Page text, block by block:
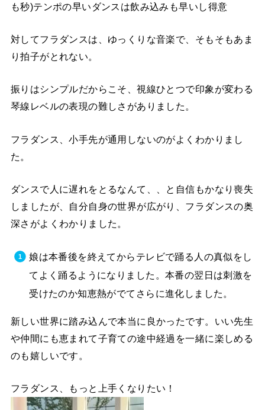
も秒)テンポの早いダンスは飲み込みも早いし得意
対してフラダンスは、ゆっくりな音楽で、そもそもあま
り拍子がとれない。
振りはシンプルだからこそ、視線ひとつで印象が変わる
琴線レベルの表現の難しさがありました。
フラダンス、小手先が通用しないのがよくわかりまし
た。
ダンスで人に遅れをとるなんて、、と自信もかなり喪失
しましたが、自分自身の世界が広がり、フラダンスの奥
深さがよくわかりました。
娘は本番後を終えてからテレビで踊る人の真似をし
てよく踊るようになりました。本番の翌日は刺激を
受けたのか知恵熱がでてさらに進化しました。
新しい世界に踏み込んで本当に良かったです。いい先生
や仲間にも恵まれて子育ての途中経過を一緒に楽しめる
のも嬉しいです。
フラダンス、もっと上手くなりたい！